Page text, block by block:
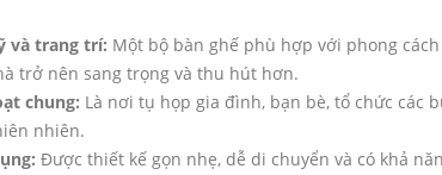
và trang trí: Một bộ bàn ghế phù hợp với phong
trở nên sang trọng và thu hút hơn.
chung: Là nơi tụ họp gia đình, bạn bè, tổ chức các
nhiên.
Được thiết kế gọn nhẹ, dễ di chuyển và có khả